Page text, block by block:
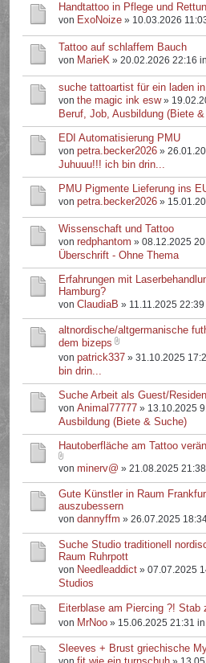
Handtattoo in Pflege und
von ExoNoize » 10.03.2026
Tattoo auf schlaffem Bauch
von MarieK » 20.02.2026 22:16 in
suche tattoartist für ein laden
vonthe magic ink esw»
Beruf, Job, Ausbildung (Biete
EDI Automatisierung PMU
vonpetra.becker2026 »
Juhuuu!!! ich bin drin...
PMU Pigmente Lieferung ins
vonpetra.becker2026 »
Wissenschaft und Tattoo
vonredphantom » 08.12.2025
Überschrift - Ohne Thema
Erfahrungen mit
Hamburg?
vonClaudiaB » 11.11.2025 22:39
altnordische/altgermanische
dem bizeps
vonpatrick337 » 31.10.2025
bin drin...
Suche Arbeit als Guest/
vonAnimal77777 » 13.10.2025
Ausbildung (Biete & Suche)
Hautoberfläche am Tattoo
vonminerv@ » 21.08.2025
Gute Künstler in Raum
auszubessern
vondannyffm » 26.07.2025
Suche Studio traditionell
Raum Ruhrpott
von Needleaddict » 07.07.2025
Studios
Eiterblase am Piercing ?! Stab
von MrNoo » 15.06.2025 21:31 in
Sleeves + Brust griechische